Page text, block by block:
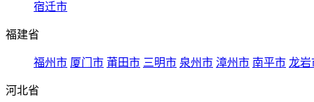
宿迁市
福建省
福州市 厦门市 莆田市 三明市 泉州市 漳州市 南平市 龙岩
河北省